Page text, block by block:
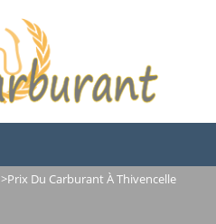
>Prix Du Carburant À Thivencelle